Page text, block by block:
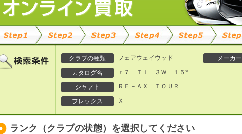
クラブの種類 フェアウェイウッド メーカー
カタログ名 ｒ７ Ｔｉ ３Ｗ １５°
シャフト ＲＥ－ＡＸ ＴＯＵＲ
フレックス Ｘ
ランク（クラブの状態）を選択してください